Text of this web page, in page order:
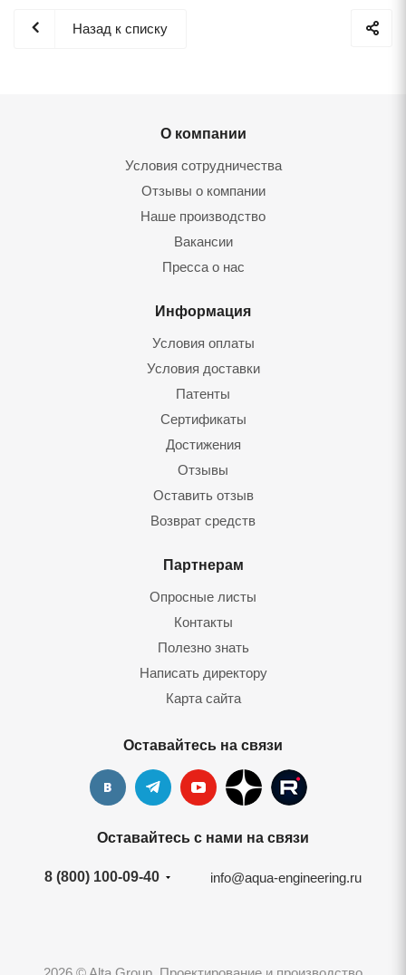
Назад к списку
О компании
Условия сотрудничества
Отзывы о компании
Наше производство
Вакансии
Пресса о нас
Информация
Условия оплаты
Условия доставки
Патенты
Сертификаты
Достижения
Отзывы
Оставить отзыв
Возврат средств
Партнерам
Опросные листы
Контакты
Полезно знать
Написать директору
Карта сайта
Оставайтесь на связи
Оставайтесь с нами на связи
8 (800) 100-09-40 info@aqua-engineering.ru